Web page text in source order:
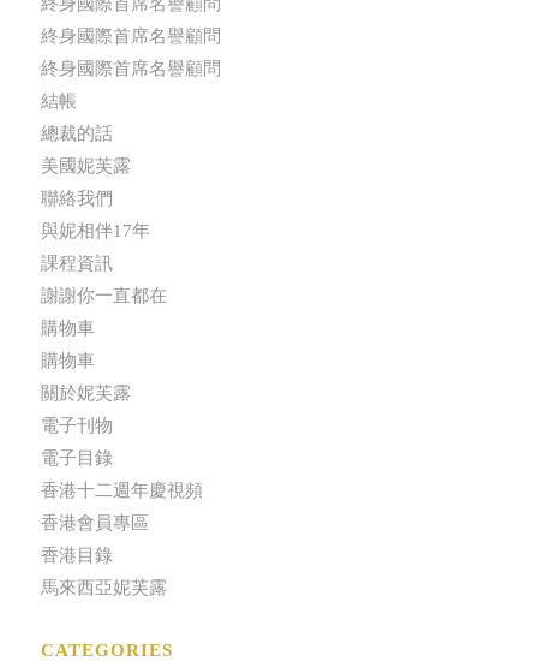
終身國際首席名譽顧問
終身國際首席名譽顧問
結帳
總裁的話
美國妮芙露
聯絡我們
與妮相伴17年
課程資訊
謝謝你一直都在
購物車
購物車
關於妮芙露
電子刊物
電子目錄
香港十二週年慶視頻
香港會員專區
香港目錄
馬來西亞妮芙露
CATEGORIES